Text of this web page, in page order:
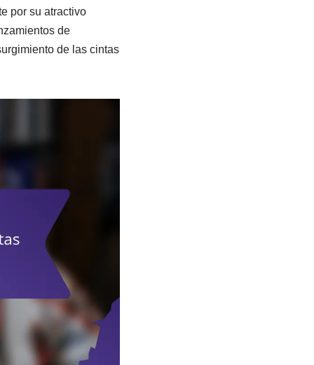
por su atractivo
de
de las cintas